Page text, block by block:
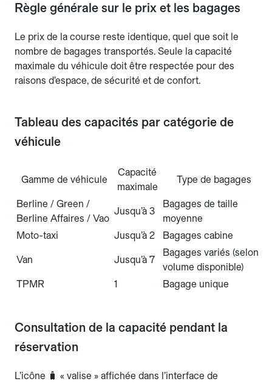
Règle générale sur le prix et les bagages
Le prix de la course reste identique, quel que soit le
nombre de bagages transportés. Seule la capacité
maximale du véhicule doit être respectée pour des
raisons d’espace, de sécurité et de confort.
Tableau des capacités par catégorie de
véhicule
Gamme de véhicule
Capacité
maximale
Type de bagages
Berline / Green /
Berline Affaires / Vao
Jusqu’à 3
Bagages de taille
moyenne
Moto-taxi
Jusqu’à 2 Bagages cabine
Van Jusqu’à 7
Bagages variés (selon
volume disponible)
TPMR
1 Bagage unique
Consultation de la capacité pendant la
réservation
L’icône 🧳 « valise » affichée dans l’interface de